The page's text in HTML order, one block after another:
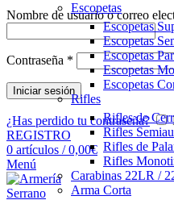
Nombre de usuario o correo
Contraseña *
Iniciar sesión
¿Has perdido tu contraseña?
REGISTRO
0 artículos / 0,00€
Menú
Escopetas
Escopetas
Escopetas
Escopetas
Escopetas
Escopetas
Rifles
Rifles de
Rifles
Rifles de
Rifles
Carabinas 22LR /
Arma Corta